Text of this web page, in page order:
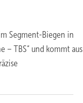
Segment-Biegen in
– TBS“ und kommt aus